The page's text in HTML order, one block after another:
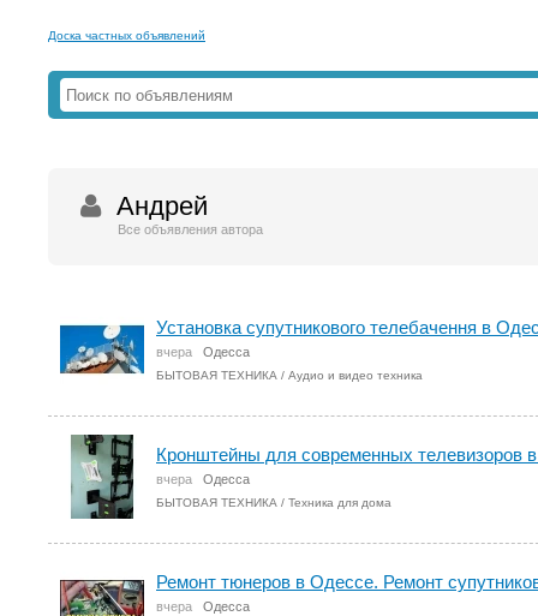
Доска частных объявлений
Андрей
Все объявления автора
Установка супутникового телебачення в
вчера Одесса
БЫТОВАЯ ТЕХНИКА / Аудио и видео техника
Кронштейны для современных телевизоров
вчера Одесса
БЫТОВАЯ ТЕХНИКА / Техника для дома
Ремонт тюнеров в Одессе. Ремонт
вчера Одесса